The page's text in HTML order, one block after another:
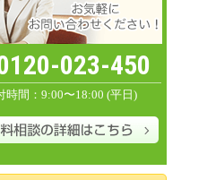
023-450
時間：9:00〜18:00 (平日)